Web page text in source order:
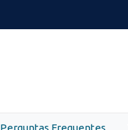
Perguntas Frequentes